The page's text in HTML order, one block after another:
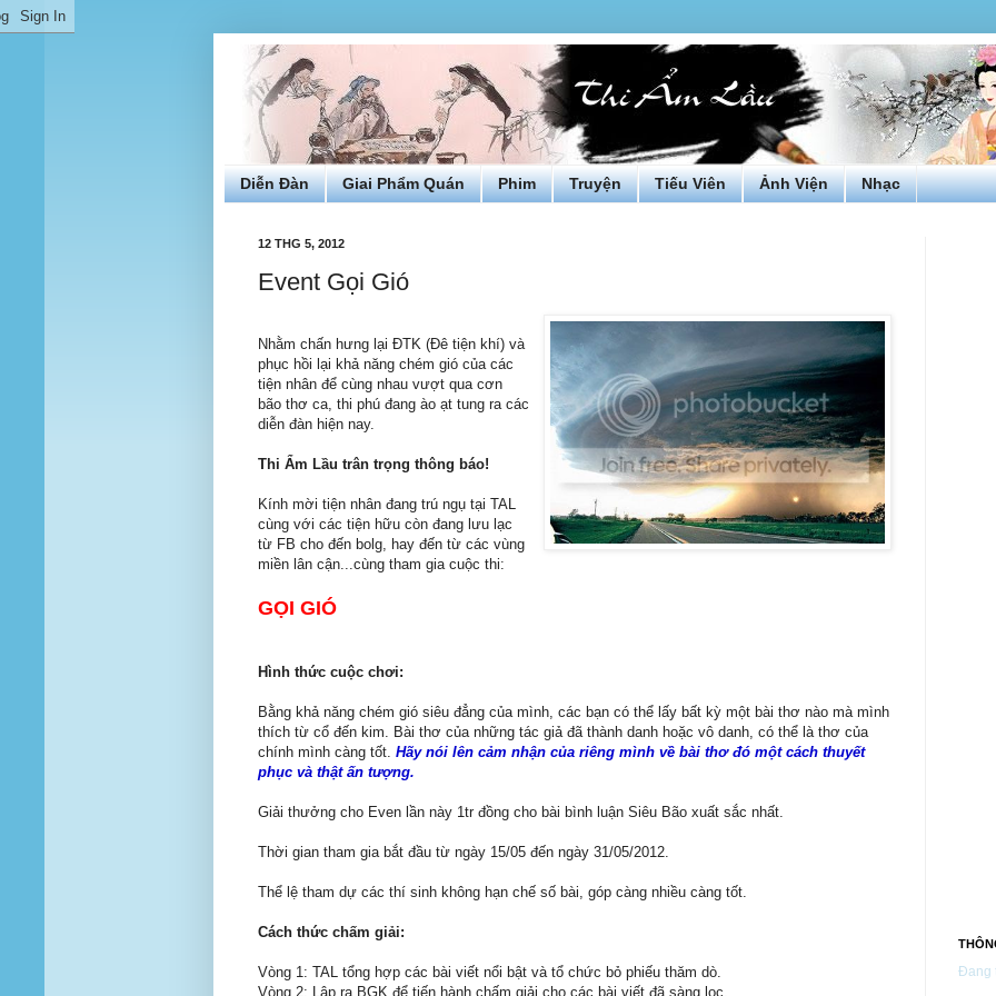
Diễn Đàn Giai Phẩm Quán Phim Truyện Tiếu Viên Ảnh Viện Nhạc
12 THG 5, 2012
Event Gọi Gió
Nhằm chấn hưng lại ĐTK (Đê tiện khí) và
phục hồi lại khả năng chém gió của các
tiện nhân để cùng nhau vượt qua cơn
bão thơ ca, thi phú đang ào ạt tung ra các
diễn đàn hiện nay.
Thi Ẩm Lầu trân trọng thông báo!
Kính mời tiện nhân đang trú ngụ tại TAL
cùng với các tiện hữu còn đang lưu lạc
từ FB cho đến bolg, hay đến từ các vùng
miền lân cận...cùng tham gia cuộc thi:
GỌI GIÓ
Hình thức cuộc chơi:
Bằng khả năng chém gió siêu đẳng của mình, các bạn có thể lấy bất kỳ một bài thơ nào mà mình
thích từ cổ đến kim. Bài thơ của những tác giả đã thành danh hoặc vô danh, có thể là thơ của
chính mình càng tốt. Hãy nói lên cảm nhận của riêng mình về bài thơ đó một cách thuyết
phục và thật ấn tượng.
Giải thưởng cho Even lần này 1tr đồng cho bài bình luận Siêu Bão xuất sắc nhất.
Thời gian tham gia bắt đầu từ ngày 15/05 đến ngày 31/05/2012.
Thể lệ tham dự các thí sinh không hạn chế số bài, góp càng nhiều càng tốt.
Cách thức chấm giải:
Vòng 1: TAL tổng hợp các bài viết nổi bật và tổ chức bỏ phiếu thăm dò.
Vòng 2: Lập ra BGK để tiến hành chấm giải cho các bài viết đã sàng lọc.
Đang